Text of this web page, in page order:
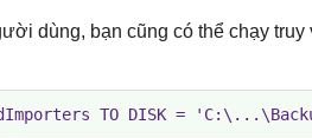
dùng, bạn cũng có thể chạy
TO DISK =